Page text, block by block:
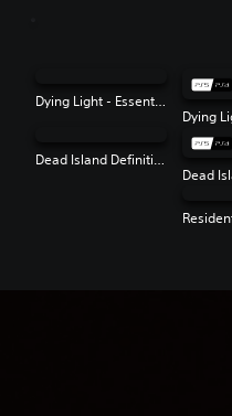
Dying Light - Essentials Edition
Dead Island Definitive Edition
Dead